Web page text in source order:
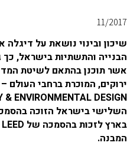
11/2017
שיכון ובינוי נושאת על דיגלה
הבנייה והתשתיות בישראל, כך
אשר תוכנן בהתאם לשיטת
המבנה.